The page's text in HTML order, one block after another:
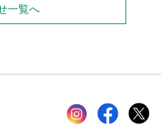
一覧へ
Instagramfacebook